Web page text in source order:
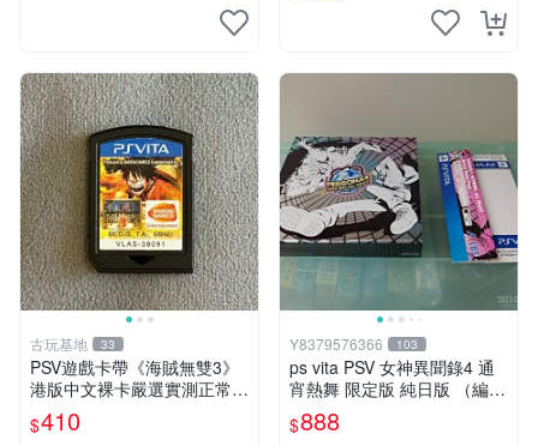
古玩基地 33
PSV遊戲卡帶《海賊無雙3》
港版中文裸卡嚴選實測正常
索尼PSV專用 港版直營 psv
海賊無雙 港版
$410
Y8379576366 103
ps vita PSV 女神異聞錄4 通
宵熱舞 限定版 純日版 （編號
17）
$888